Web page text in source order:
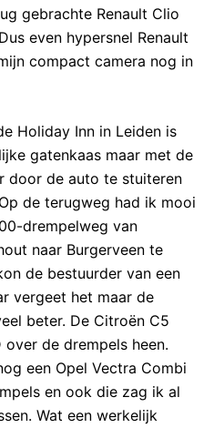
gebrachte Renault Clio
even hypersnel Renault
compact camera nog in
Holiday Inn in Leiden is
gatenkaas maar met de
door de auto te stuiteren
de terugweg had ik mooi
drempelweg van
naar Burgerveen te
de bestuurder van een
vergeet het maar de
beter. De Citroën C5
de drempels heen.
een Opel Vectra Combi
en ook die zag ik al
Wat een werkelijk